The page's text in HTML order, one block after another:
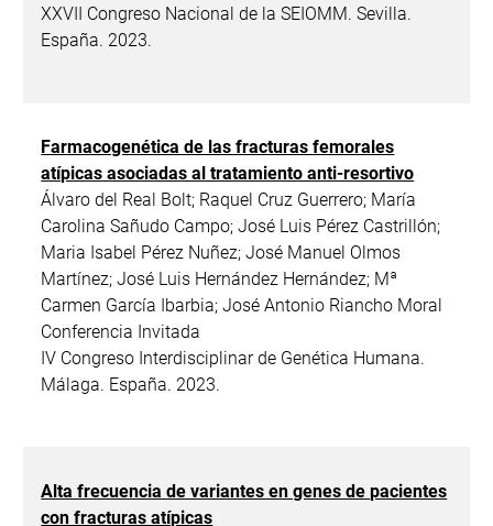
XXVII Congreso Nacional de la SEIOMM. Sevilla.
España. 2023.
Farmacogenética de las fracturas femorales
atípicas asociadas al tratamiento anti-resortivo
Álvaro del Real Bolt; Raquel Cruz Guerrero; María
Carolina Sañudo Campo; José Luis Pérez Castrillón;
Maria Isabel Pérez Nuñez; José Manuel Olmos
Martínez; José Luis Hernández Hernández; Mª
Carmen García Ibarbia; José Antonio Riancho Moral
Conferencia Invitada
IV Congreso Interdisciplinar de Genética Humana.
Málaga. España. 2023.
Alta frecuencia de variantes en genes de pacientes
con fracturas atípicas